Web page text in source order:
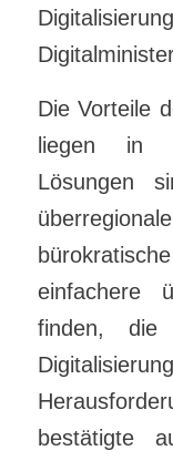
Die Vorteile
liegen in
Lösungen
einfachere
finden,
bestätigte